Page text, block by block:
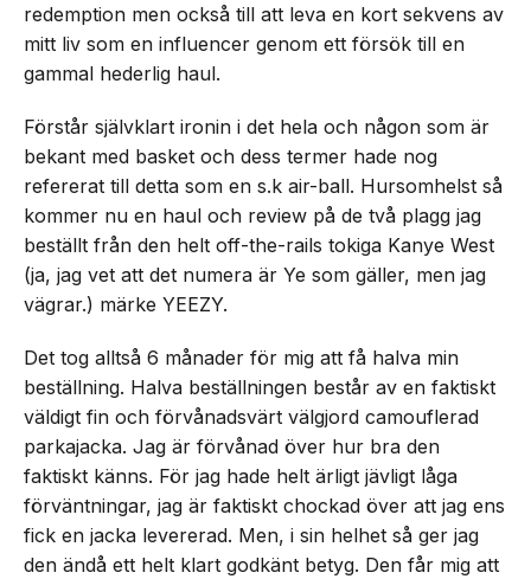
redemption men också till att leva en kort sekvens av
mitt liv som en influencer genom ett försök till en
gammal hederlig haul.
Förstår självklart ironin i det hela och någon som är
bekant med basket och dess termer hade nog
refererat till detta som en s.k air-ball. Hursomhelst så
kommer nu en haul och review på de två plagg jag
beställt från den helt off-the-rails tokiga Kanye West
(ja, jag vet att det numera är Ye som gäller, men jag
vägrar.) märke YEEZY.
Det tog alltså 6 månader för mig att få halva min
beställning. Halva beställningen består av en faktiskt
väldigt fin och förvånadsvärt välgjord camouflerad
parkajacka. Jag är förvånad över hur bra den
faktiskt känns. För jag hade helt ärligt jävligt låga
förväntningar, jag är faktiskt chockad över att jag ens
fick en jacka levererad. Men, i sin helhet så ger jag
den ändå ett helt klart godkänt betyg. Den får mig att